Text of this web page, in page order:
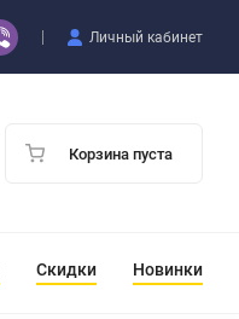
Личный кабинет
Корзина пуста
Скидки Новинки